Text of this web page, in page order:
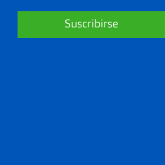
Suscribirse